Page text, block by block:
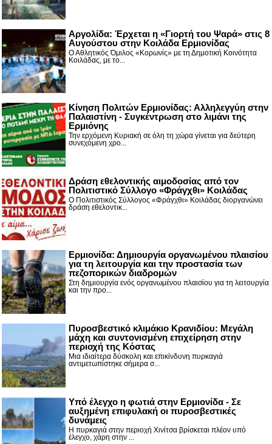
Αργολίδα: Έρχεται η «Γιορτή του Ψαρά» στις 8
Αυγούστου στην Κοιλάδα Ερμιονίδας
Ο Αθλητικός Όμιλος «Κορωνίς» με τη Δημοτική Κοινότητα
Κοιλάδας, με το...
Κίνηση Πολιτών Ερμιονίδας: Αλληλεγγύη στην
Παλαιστίνη - Συγκέντρωση στο λιμάνι της
Ερμιόνης
Την ερχόμενη Κυριακή σε όλη τη χώρα γίνεται για δεύτερη
συνεχόμενη χρο...
Δράση εθελοντικής αιμοδοσίας από τον
Πολιτιστικό Σύλλογο «Φράγχθι» Κοιλάδας
Ο Πολιτιστικός Σύλλογος «Φράγχθι» Κοιλάδας διοργανώνει
δράση εθελοντικ...
Ερμιονίδα: Δημιουργία οργανωμένου πλαισίου
για τη λειτουργία και την προστασία των
πεζοπορικών διαδρομών
Στη δημιουργία ενός οργανωμένου πλαισίου για τη λειτουργία
και την προ...
Πυροσβεστικό κλιμάκιο Κρανιδίου: Μεγάλη
μάχη και συντονισμένη επιχείρηση στην
περιοχή της Κόστας
Μια ιδιαίτερα δύσκολη και επικίνδυνη πυρκαγιά
αντιμετωπίστηκε σήμερα σ...
Υπό έλεγχο η φωτιά στην Ερμιονίδα - Σε
αυξημένη επιφυλακή οι πυροσβεστικές
δυνάμεις
Η πυρκαγιά στην περιοχή Χινίτσα βρίσκεται πλέον υπό
έλεγχο, χάρη στην ...